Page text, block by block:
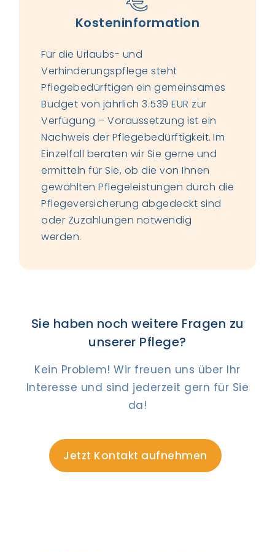
Kosteninformation
Für die Urlaubs- und
Verhinderungspflege steht
Pflegebedürftigen ein gemeinsames
Budget von jährlich 3.539 EUR zur
Verfügung – Voraussetzung ist ein
Nachweis der Pflegebedürftigkeit. Im
Einzelfall beraten wir Sie gerne und
ermitteln für Sie, ob die von Ihnen
gewählten Pflegeleistungen durch die
Pflegeversicherung abgedeckt sind
oder Zuzahlungen notwendig
werden.
Sie haben noch weitere Fragen zu
unserer Pflege?
Kein Problem! Wir freuen uns über Ihr
Interesse und sind jederzeit gern für Sie
da!
Jetzt Kontakt aufnehmen